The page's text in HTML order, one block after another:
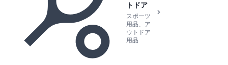
トドア
スポーツ
用品、ア
ウトドア
用品